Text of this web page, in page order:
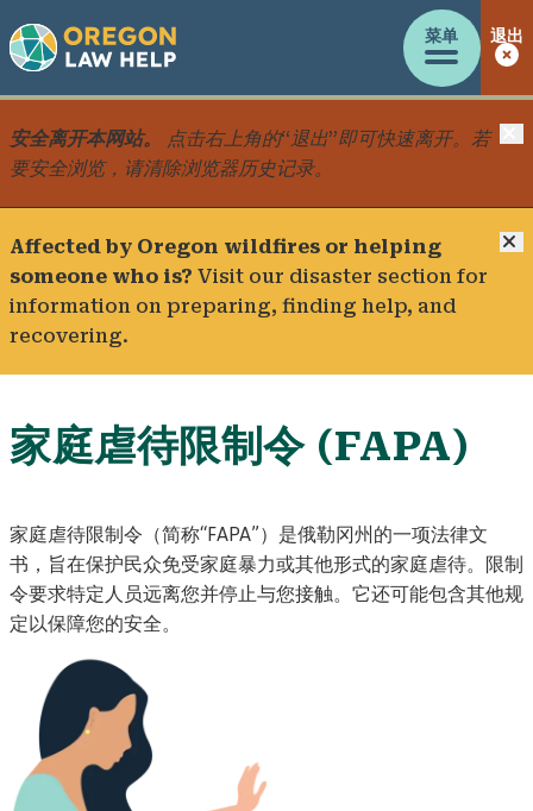
菜单 退出
安全离开本网站。
点击右上角的“退出”即可快速离开。若
要安全浏览，请清除浏览器历史记录。
Affected by Oregon wildfires or helping
someone who is? Visit our disaster section for
information on preparing, finding help, and
recovering.
家庭虐待限制令 (FAPA)
家庭虐待限制令（简称“FAPA”）是俄勒冈州的一项法律文
书，旨在保护民众免受家庭暴力或其他形式的家庭虐待。限制
令要求特定人员远离您并停止与您接触。它还可能包含其他规
定以保障您的安全。